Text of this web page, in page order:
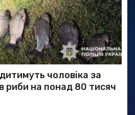
чоловіка за
риби на понад 80 тисяч